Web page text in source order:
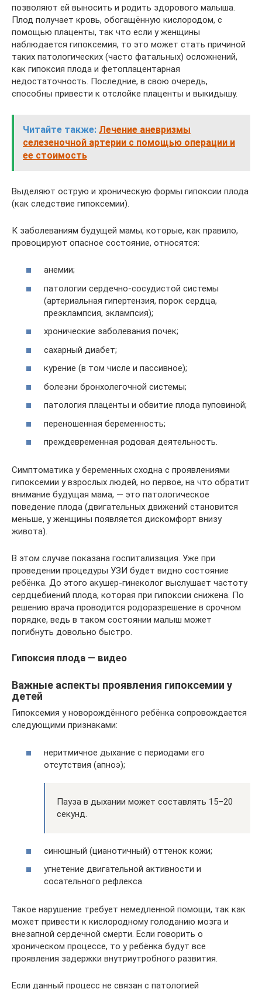
позволяют ей выносить и родить здорового малыша.
Плод получает кровь, обогащённую кислородом, с
помощью плаценты, так что если у женщины
наблюдается гипоксемия, то это может стать причиной
таких патологических (часто фатальных) осложнений,
как гипоксия плода и фетоплацентарная
недостаточность. Последние, в свою очередь,
способны привести к отслойке плаценты и выкидышу.
Читайте также: Лечение аневризмы
селезеночной артерии с помощью операции и
ее стоимость
Выделяют острую и хроническую формы гипоксии плода
(как следствие гипоксемии).
К заболеваниям будущей мамы, которые, как правило,
провоцируют опасное состояние, относятся:
анемии;
патологии сердечно-сосудистой системы
(артериальная гипертензия, порок сердца,
преэклампсия, эклампсия);
хронические заболевания почек;
сахарный диабет;
курение (в том числе и пассивное);
болезни бронхолегочной системы;
патология плаценты и обвитие плода пуповиной;
переношенная беременность;
преждевременная родовая деятельность.
Симптоматика у беременных сходна с проявлениями
гипоксемии у взрослых людей, но первое, на что обратит
внимание будущая мама, — это патологическое
поведение плода (двигательных движений становится
меньше, у женщины появляется дискомфорт внизу
живота).
В этом случае показана госпитализация. Уже при
проведении процедуры УЗИ будет видно состояние
ребёнка. До этого акушер-гинеколог выслушает частоту
сердцебиений плода, которая при гипоксии снижена. По
решению врача проводится родоразрешение в срочном
порядке, ведь в таком состоянии малыш может
погибнуть довольно быстро.
Гипоксия плода — видео
Важные аспекты проявления гипоксемии у
детей
Гипоксемия у новорождённого ребёнка сопровождается
следующими признаками:
неритмичное дыхание с периодами его
отсутствия (апноэ);
Пауза в дыхании может составлять 15–20
секунд.
синюшный (цианотичный) оттенок кожи;
угнетение двигательной активности и
сосательного рефлекса.
Такое нарушение требует немедленной помощи, так как
может привести к кислородному голоданию мозга и
внезапной сердечной смерти. Если говорить о
хроническом процессе, то у ребёнка будут все
проявления задержки внутриутробного развития.
Если данный процесс не связан с патологией